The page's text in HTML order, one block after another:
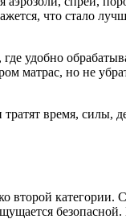
что стало
удобно
матрас, но не
время, силы,
второй категории.